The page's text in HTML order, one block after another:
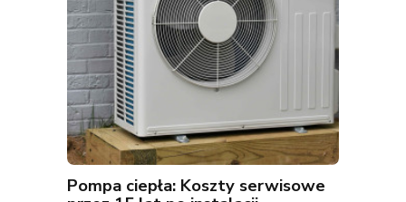
Pompa ciepła: Koszty serwisowe